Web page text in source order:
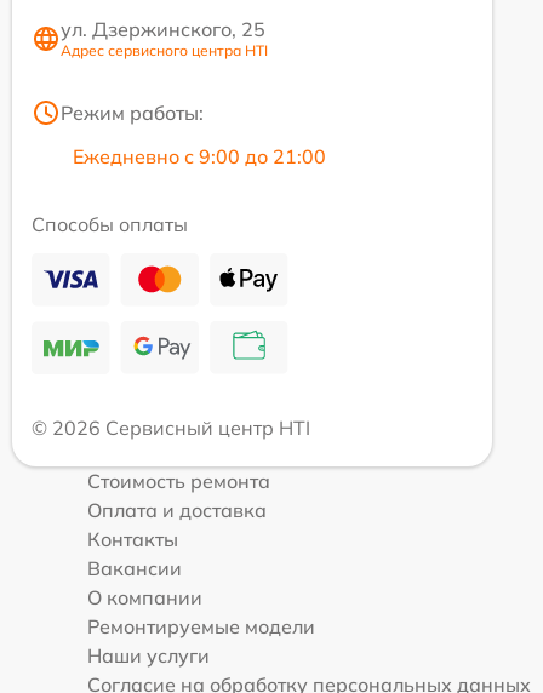
ул. Дзержинского, 25
Адрес сервисного центра HTI
Режим работы:
Ежедневно с 9:00 до 21:00
Способы оплаты
© 2026 Сервисный центр HTI
Стоимость ремонта
Оплата и доставка
Контакты
Вакансии
О компании
Ремонтируемые модели
Наши услуги
Согласие на обработку персональных данных